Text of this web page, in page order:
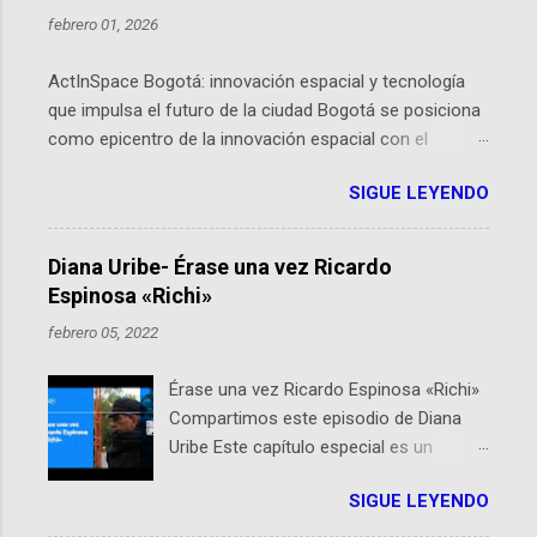
febrero 01, 2026
ActInSpace Bogotá: innovación espacial y tecnología
que impulsa el futuro de la ciudad Bogotá se posiciona
como epicentro de la innovación espacial con el
hackathon global que convierte tecnologías de la
Agencia Espacial Europea en soluciones prácticas para
la vida cotidiana. Este evento, organizado por el
Planetario de Bogotá del Idartes y la Universidad de los
Andes, reúne a expertos como el presidente de Airbus
Colombia y líderes del sector aeroespacial para inspirar
por qué importa en Bogotá ActInSpace es una
competencia mundial que opera en más de 60
ciudades, donde participantes tienen 24 horas para
idear startups basadas en tecnologías espaciales
como satélites y datos orbitales. En Bogotá, arranca
SIGUE LEYENDO
Diana Uribe- Érase una vez Ricardo
Espinosa «Richi»
febrero 05, 2022
Érase una vez Ricardo Espinosa «Richi»
Compartimos este episodio de Diana
Uribe Este capítulo especial es un
encuentran en el espíritu de este
SIGUE LEYENDO